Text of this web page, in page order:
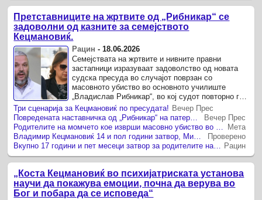
Претставниците на жртвите од „Рибникар“ се
задоволни од казните за семејството
Кецмановиќ.
Рацин - 18.06.2026
Семејствата на жртвите и нивните правни
застапници изразуваат задоволство од новата
судска пресуда во случајот поврзан со
масовното убиство во основното училиште
„Владислав Рибникар“, во кој судот повторно ги
разгледуваше одговорностите на родителите на
момчето-убиец, Владимир и ...
Три сценарија за Кецмановиќ по пресудата! Вечер Прес
Вечер Прес
Мета
Проверено
Рацин
„Коста Кецмановиќ во психијатриската установа
научи да покажува емоции, почна да верува во
Бог и побара да се исповеда“